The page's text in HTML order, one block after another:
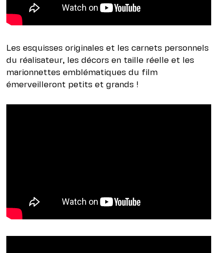
Les esquisses originales et les carnets personnels
du réalisateur, les décors en taille réelle et les
marionnettes emblématiques du film
émerveilleront petits et grands !